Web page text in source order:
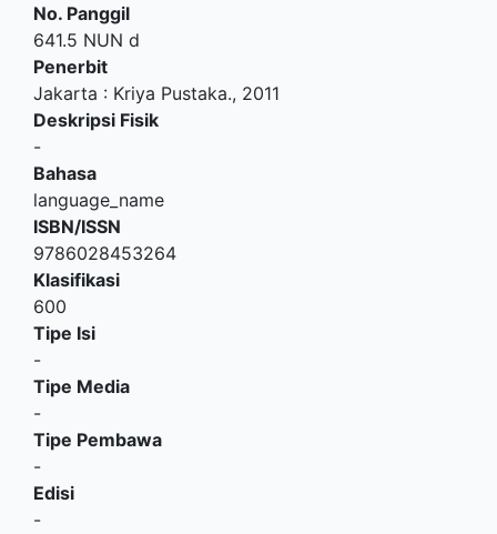
No. Panggil
641.5 NUN d
Penerbit
Jakarta : Kriya Pustaka., 2011
Deskripsi Fisik
-
Bahasa
language_name
ISBN/ISSN
9786028453264
Klasifikasi
600
Tipe Isi
-
Tipe Media
-
Tipe Pembawa
-
Edisi
-